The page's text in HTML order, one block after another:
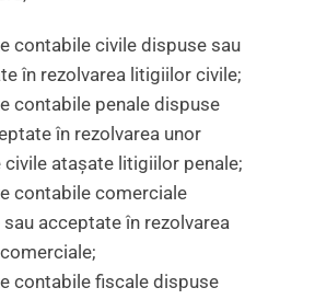
contabile civile dispuse sau
în rezol­varea litigiilor civile;
contabile penale dispuse
în rezol­varea unor
civile ataşate litigiilor penale;
contabile comerciale
acceptate în rezolvarea
contabile fiscale dispuse